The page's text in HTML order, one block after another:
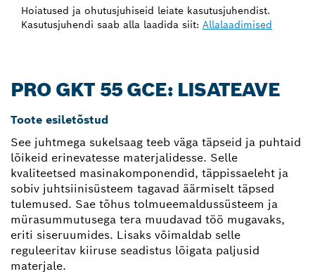
Hoiatused ja ohutusjuhiseid leiate kasutusjuhendist.
Kasutusjuhendi saab alla laadida siit: Allalaadimised
PRO GKT 55 GCE: LISATEAVE
Toote esiletõstud
See juhtmega sukelsaag teeb väga täpseid ja puhtaid
lõikeid erinevatesse materjalidesse. Selle
kvaliteetsed masinakomponendid, täppissaeleht ja
sobiv juhtsiinisüsteem tagavad äärmiselt täpsed
tulemused. Sae tõhus tolmueemaldussüsteem ja
mürasummutusega tera muudavad töö mugavaks,
eriti siseruumides. Lisaks võimaldab selle
reguleeritav kiiruse seadistus lõigata paljusid
materjale.